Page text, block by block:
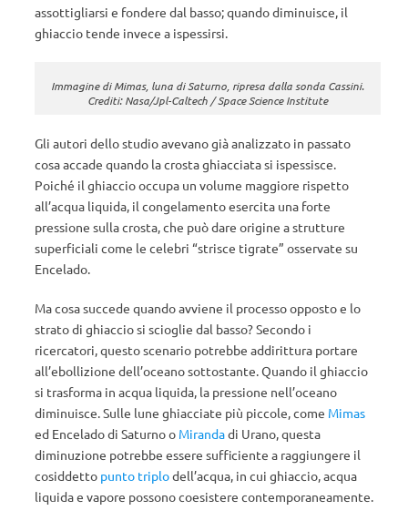
assottigliarsi e fondere dal basso; quando diminuisce, il
ghiaccio tende invece a ispessirsi.
Immagine di Mimas, luna di Saturno, ripresa dalla sonda Cassini.
Crediti: Nasa/Jpl-Caltech / Space Science Institute
Gli autori dello studio avevano già analizzato in passato
cosa accade quando la crosta ghiacciata si ispessisce.
Poiché il ghiaccio occupa un volume maggiore rispetto
all’acqua liquida, il congelamento esercita una forte
pressione sulla crosta, che può dare origine a strutture
superficiali come le celebri “strisce tigrate” osservate su
Encelado.
Ma cosa succede quando avviene il processo opposto e lo
strato di ghiaccio si scioglie dal basso? Secondo i
ricercatori, questo scenario potrebbe addirittura portare
all’ebollizione dell’oceano sottostante. Quando il ghiaccio
si trasforma in acqua liquida, la pressione nell’oceano
diminuisce. Sulle lune ghiacciate più piccole, come Mimas
ed Encelado di Saturno o Mirandadi Urano, questa
diminuzione potrebbe essere sufficiente a raggiungere il
cosiddetto punto triplodell’acqua, in cui ghiaccio, acqua
liquida e vapore possono coesistere contemporaneamente.